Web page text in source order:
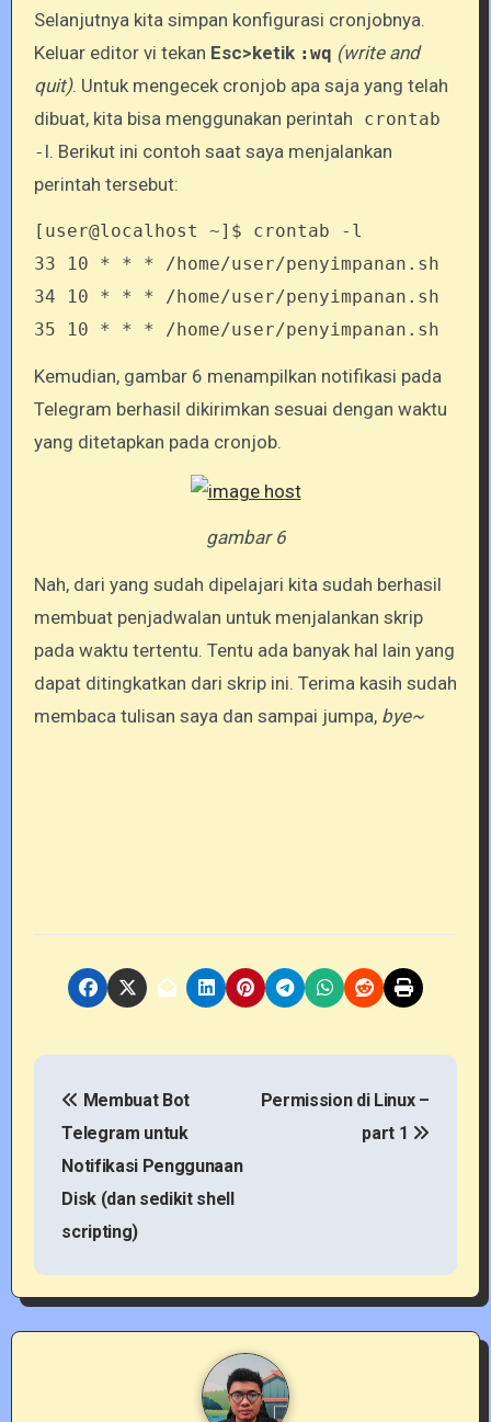
Selanjutnya kita simpan konfigurasi cronjobnya.
Keluar editor vi tekan Esc>ketik :wq (write and
quit). Untuk mengecek cronjob apa saja yang telah
dibuat, kita bisa menggunakan perintah crontab
- l. Berikut ini contoh saat saya menjalankan
perintah tersebut:
[user@localhost ~]$ crontab -l
33 10 * * * /home/user/penyimpanan.sh
34 10 * * * /home/user/penyimpanan.sh
35 10 * * * /home/user/penyimpanan.sh
Kemudian, gambar 6 menampilkan notifikasi pada
Telegram berhasil dikirimkan sesuai dengan waktu
yang ditetapkan pada cronjob.
gambar 6
Nah, dari yang sudah dipelajari kita sudah berhasil
membuat penjadwalan untuk menjalankan skrip
pada waktu tertentu. Tentu ada banyak hal lain yang
dapat ditingkatkan dari skrip ini. Terima kasih sudah
membaca tulisan saya dan sampai jumpa, bye~
P
n
a
v
Membuat Bot
Telegram untuk
Notifikasi Penggunaan
Disk (dan sedikit shell
scripting)
Permission di Linux –
part 1